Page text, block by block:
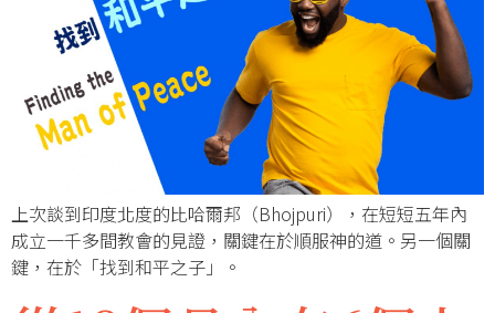
上次談到印度北度的比哈爾邦（Bhojpuri），在短短五年內
成立一千多間教會的見證，關鍵在於順服神的道。另一個關
鍵，在於「找到和平之子」。